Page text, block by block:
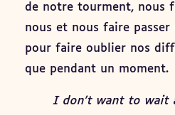
de notre tourment, nous
nous et nous faire
pour faire oublier nos
que pendant un moment.
I don’t want to wait